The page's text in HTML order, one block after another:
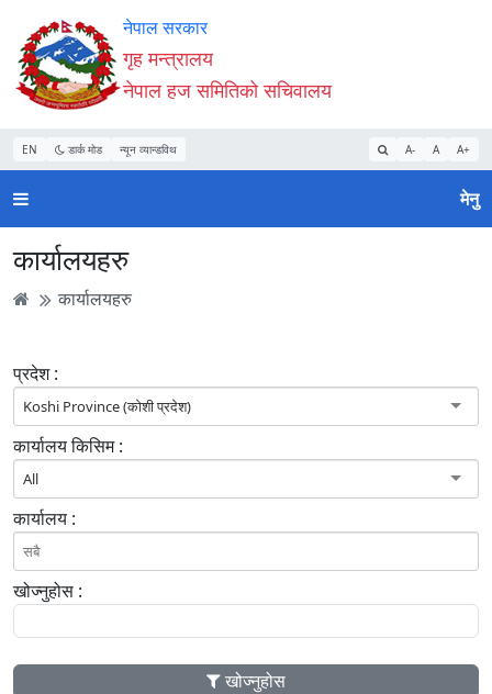
Accessibility
Mode
सुरु
गर्नुहोस्
सामाग्री
पढ्नुहाेस्
नेभिगेसन
पढ्नुहाेस्
वेबसाइट
खोजमा
जानुहोस्
नेपाल सरकार
गृह मन्त्रालय
नेपाल हज समितिको सचिवालय
EN डार्क मोड न्यून व्यान्डविथ A- A A+
मेनु
कार्यालयहरु
कार्यालयहरु
प्रदेश :
Koshi Province (कोशी प्रदेश)
कार्यालय किसिम :
All
कार्यालय :
खोज्नुहोस :
खोज्नुहोस